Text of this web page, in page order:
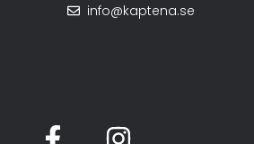
info@kaptena.se